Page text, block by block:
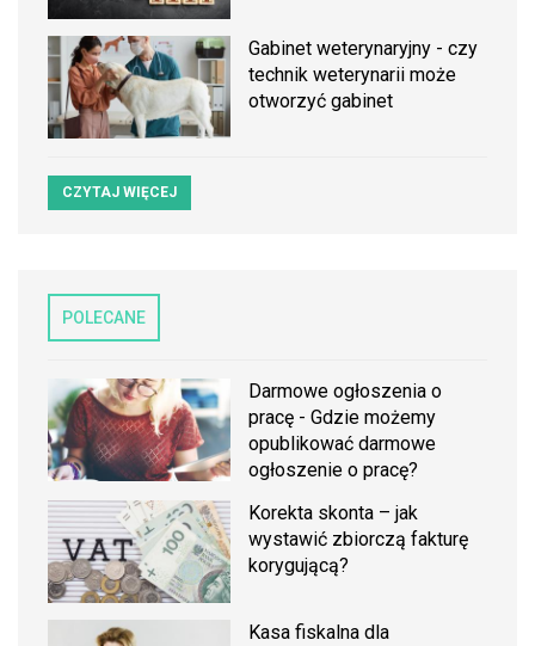
Gabinet weterynaryjny - czy
technik weterynarii może
otworzyć gabinet
CZYTAJ WIĘCEJ
POLECANE
Darmowe ogłoszenia o
pracę - Gdzie możemy
opublikować darmowe
ogłoszenie o pracę?
Korekta skonta – jak
wystawić zbiorczą fakturę
korygującą?
Kasa fiskalna dla